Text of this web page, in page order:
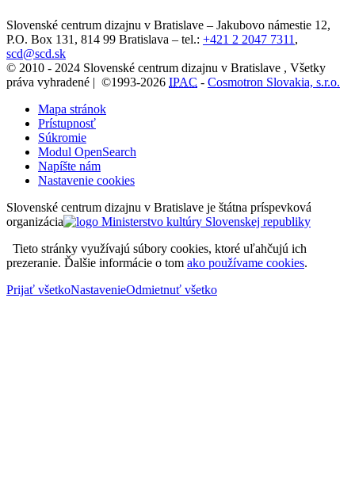
Slovenské centrum dizajnu v Bratislave – Jakubovo námestie 12,
P.O. Box 131, 814 99 Bratislava – tel.: +421 2 2047 7311 ,
scd@scd.sk
© 2010 - 2024 Slovenské centrum dizajnu v Bratislave , Všetky
práva vyhradené | ©1993-2026 IPAC - Cosmotron Slovakia, s.r.o.
Mapa stránok
Prístupnosť
Súkromie
Modul OpenSearch
Napíšte nám
Nastavenie cookies
Slovenské centrum dizajnu v Bratislave je štátna príspevková
organizácia
Tieto stránky využívajú súbory cookies, ktoré uľahčujú ich
prezeranie. Ďalšie informácie o tom ako používame cookies.
Prijať všetkoNastavenieOdmietnuť všetko